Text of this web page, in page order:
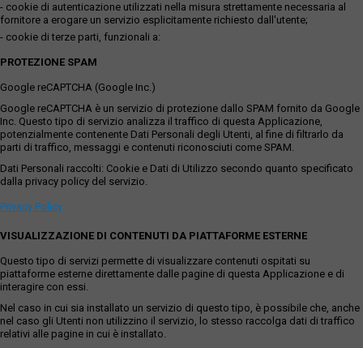
- cookie di autenticazione utilizzati nella misura strettamente necessaria al
fornitore a erogare un servizio esplicitamente richiesto dall'utente;
- cookie di terze parti, funzionali a:
PROTEZIONE SPAM
Google reCAPTCHA (Google Inc.)
Google reCAPTCHA è un servizio di protezione dallo SPAM fornito da Google
Inc. Questo tipo di servizio analizza il traffico di questa Applicazione,
potenzialmente contenente Dati Personali degli Utenti, al fine di filtrarlo da
parti di traffico, messaggi e contenuti riconosciuti come SPAM.
Dati Personali raccolti: Cookie e Dati di Utilizzo secondo quanto specificato
dalla privacy policy del servizio.
Privacy Policy
VISUALIZZAZIONE DI CONTENUTI DA PIATTAFORME ESTERNE
Questo tipo di servizi permette di visualizzare contenuti ospitati su
piattaforme esterne direttamente dalle pagine di questa Applicazione e di
interagire con essi.
Nel caso in cui sia installato un servizio di questo tipo, è possibile che, anche
nel caso gli Utenti non utilizzino il servizio, lo stesso raccolga dati di traffico
relativi alle pagine in cui è installato.